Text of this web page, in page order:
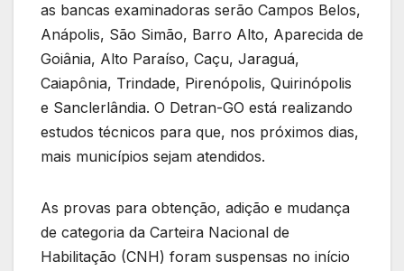
as bancas examinadoras serão Campos Belos,
Anápolis, São Simão, Barro Alto, Aparecida de
Goiânia, Alto Paraíso, Caçu, Jaraguá,
Caiapônia, Trindade, Pirenópolis, Quirinópolis
e Sanclerlândia. O Detran-GO está realizando
estudos técnicos para que, nos próximos dias,
mais municípios sejam atendidos.
As provas para obtenção, adição e mudança
de categoria da Carteira Nacional de
Habilitação (CNH) foram suspensas no início